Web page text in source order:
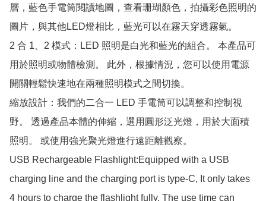
層，藍色手電筒閱讀地圖，查看珊瑚顏色，拍攝彩色照明的
圖片，與其他LED燈相比，藍光可以在霧天穿透霧氣。
2 合 1、2 模式：LED 照明是白光和藍光的組合。 本產品可
用於照明或物體檢測。 此外，根據情況，您可以使用電源
開關輕鬆快速地在兩種照明模式之間切換。
縮放設計：我們的二合一 LED 手電筒可以調整和控制視
野。 透過產品本體的伸縮，選用圓形泛光燈，用於大面積
照明。 或使用強光聚光燈進行遠距離觀察。
USB Rechargeable Flashlight:Equipped with a USB
charging line and the charging port is type-C, It only takes
4 hours to charge the flashlight fully, The use time can